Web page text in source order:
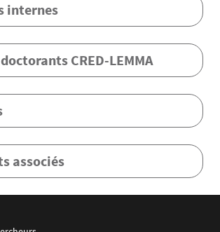
internes
CRED-LEMMA
associés